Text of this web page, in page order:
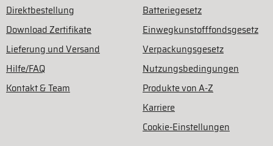
Direktbestellung
Download Zertifikate
Lieferung und Versand
Hilfe/FAQ
Kontakt & Team
Batteriegesetz
Einwegkunstofffondsgesetz
Verpackungsgesetz
Nutzungsbedingungen
Produkte von A-Z
Karriere
Cookie-Einstellungen